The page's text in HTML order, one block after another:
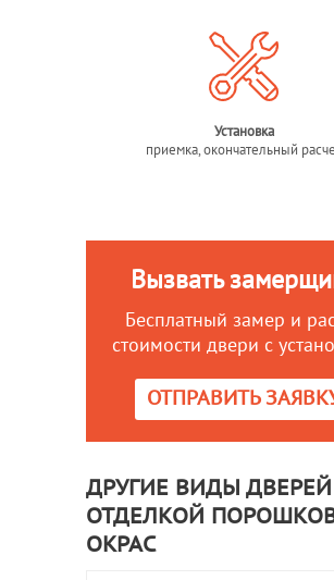
Установка
приемка, окончательный
Вызвать
Бесплатный замер и
стоимости двери с
ОТПРАВИТЬ
ДРУГИЕ ВИДЫ ДВЕРЕЙ
ОТДЕЛКОЙ
ОКРАС